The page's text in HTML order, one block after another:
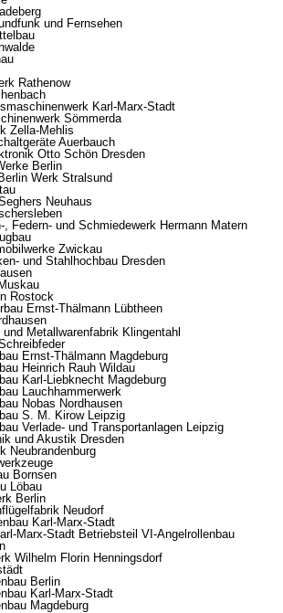
und Fernsehen
Rathenow
Karl-Marx-Stadt
Sömmerda
Zella-Mehlis
Auerbauch
Otto Schön Dresden
Berlin
Werk Stralsund
Neuhaus
Federn- und Schmiedewerk Hermann Matern
Zwickau
und Stahlhochbau Dresden
Rostock
Ernst-Thälmann Lübtheen
Metallwarenfabrik Klingentahl
Ernst-Thälmann Magdeburg
Heinrich Rauh Wildau
Karl-Liebknecht Magdeburg
Lauchhammerwerk
Nobas Nordhausen
S. M. Kirow Leipzig
Verlade- und Transportanlagen Leipzig
und Akustik Dresden
Neubrandenburg
Bornsen
Löbau
Berlin
Neudorf
Karl-Marx-Stadt
Marx-Stadt Betriebsteil VI-Angelrollenbau
Wilhelm Florin Henningsdorf
Berlin
Karl-Marx-Stadt
Magdeburg